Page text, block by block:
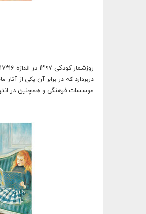
دربردارد که در برابر آن یکی از
موسسات فرهنگی و همچنین در